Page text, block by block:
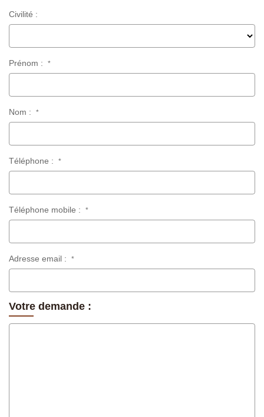
Civilité :
Prénom : *
Nom : *
Téléphone : *
Téléphone mobile : *
Adresse email : *
Votre demande :